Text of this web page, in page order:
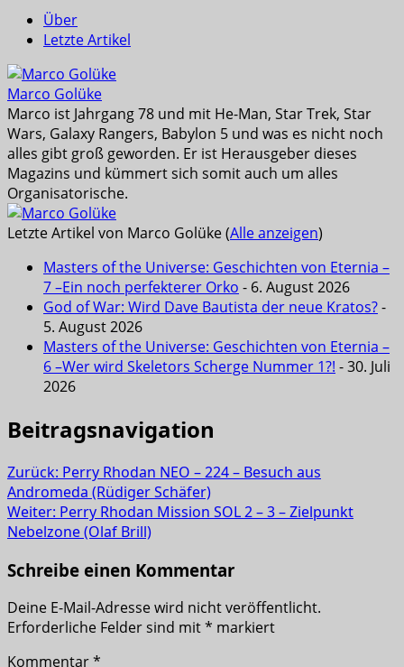
Über
Letzte Artikel
Marco Golüke
Marco ist Jahrgang 78 und mit He-Man, Star Trek, Star
Wars, Galaxy Rangers, Babylon 5 und was es nicht noch
alles gibt groß geworden. Er ist Herausgeber dieses
Magazins und kümmert sich somit auch um alles
Organisatorische.
Letzte Artikel von Marco Golüke(Alle anzeigen)
Masters of the Universe: Geschichten von Eternia –
7 –Ein noch perfekterer Orko - 6. August 2026
God of War: Wird Dave Bautista der neue Kratos?-
5. August 2026
Masters of the Universe: Geschichten von Eternia –
6 –Wer wird Skeletors Scherge Nummer 1?! - 30. Juli
2026
Beitragsnavigation
Zurück: Perry Rhodan NEO – 224 – Besuch aus
Andromeda (Rüdiger Schäfer)
Weiter: Perry Rhodan Mission SOL 2 – 3 – Zielpunkt
Nebelzone (Olaf Brill)
Schreibe einen Kommentar
Deine E-Mail-Adresse wird nicht veröffentlicht.
Erforderliche Felder sind mit* markiert
Kommentar*